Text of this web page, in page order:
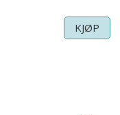
KJØP